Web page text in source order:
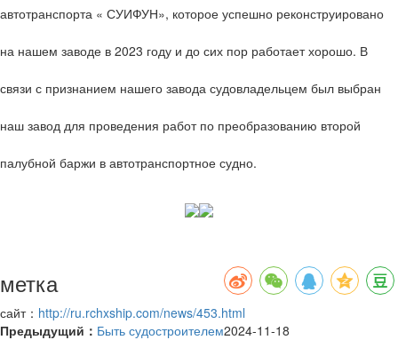
автотранспорта « СУИФУН», которое успешно реконструировано
на нашем заводе в 2023 году и до сих пор работает хорошо. В
связи с признанием нашего завода судовладельцем был выбран
наш завод для проведения работ по преобразованию второй
палубной баржи в автотранспортное судно.
метка
сайт： http://ru.rchxship.com/news/453.html
Предыдущий： Быть судостроителем2024-11-18